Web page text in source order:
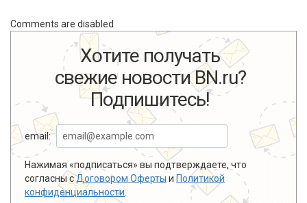
Comments are disabled
Хотите получать
свежие новости BN.ru?
Подпишитесь!
email:
Нажимая «подписаться» вы подтверждаете, что
согласны сДоговором Оферты и Политикой
конфиденциальности